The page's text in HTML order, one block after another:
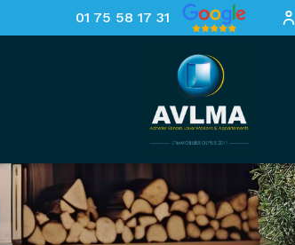
01 75 58 17 31